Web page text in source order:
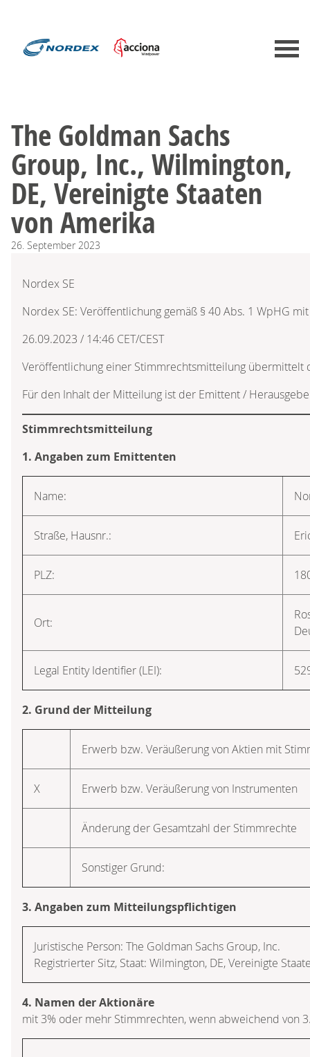
The Goldman Sachs
Group, Inc., Wilmington,
DE, Vereinigte Staaten
von Amerika
26. September 2023
Nordex SE
Nordex SE: Veröffentlichung gemäß § 40 Abs. 1 WpHG
26.09.2023 / 14:46 CET/CEST
Veröffentlichung einer Stimmrechtsmitteilung übermittelt
Für den Inhalt der Mitteilung ist der Emittent /
Stimmrechtsmitteilung
1. Angaben zum Emittenten
Name:
Straße, Hausnr.:
PLZ:
Ort:
Legal Entity Identifier (LEI):
2. Grund der Mitteilung
Erwerb bzw. Veräußerung von Aktien mit
X Erwerb bzw. Veräußerung von Instrumenten
Änderung der Gesamtzahl der Stimmrechte
Sonstiger Grund:
3. Angaben zum Mitteilungspflichtigen
Juristische Person: The Goldman Sachs Group, Inc.
Registrierter Sitz, Staat: Wilmington, DE, Vereinigte
4. Namen der Aktionäre
mit 3% oder mehr Stimmrechten, wenn abweichend von